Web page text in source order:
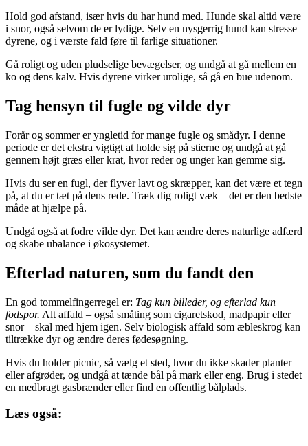
Hold god afstand, især hvis du har hund med. Hunde skal altid være
i snor, også selvom de er lydige. Selv en nysgerrig hund kan stresse
dyrene, og i værste fald føre til farlige situationer.
Gå roligt og uden pludselige bevægelser, og undgå at gå mellem en
ko og dens kalv. Hvis dyrene virker urolige, så gå en bue udenom.
Tag hensyn til fugle og vilde dyr
Forår og sommer er yngletid for mange fugle og smådyr. I denne
periode er det ekstra vigtigt at holde sig på stierne og undgå at gå
gennem højt græs eller krat, hvor reder og unger kan gemme sig.
Hvis du ser en fugl, der flyver lavt og skræpper, kan det være et tegn
på, at du er tæt på dens rede. Træk dig roligt væk – det er den bedste
måde at hjælpe på.
Undgå også at fodre vilde dyr. Det kan ændre deres naturlige adfærd
og skabe ubalance i økosystemet.
Efterlad naturen, som du fandt den
En god tommelfingerregel er: Tag kun billeder, og efterlad kun
fodspor. Alt affald – også småting som cigaretskod, madpapir eller
snor – skal med hjem igen. Selv biologisk affald som æbleskrog kan
tiltrække dyr og ændre deres fødesøgning.
Hvis du holder picnic, så vælg et sted, hvor du ikke skader planter
eller afgrøder, og undgå at tænde bål på mark eller eng. Brug i stedet
en medbragt gasbrænder eller find en offentlig bålplads.
Læs også: